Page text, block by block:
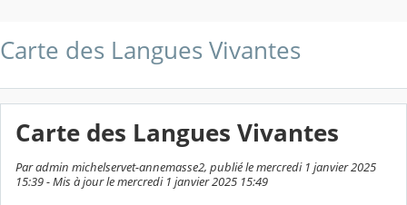
Carte des Langues Vivantes
Carte des Langues Vivantes
Par admin michelservet-annemasse2, publié le mercredi 1 janvier 2025
15:39 - Mis à jour le mercredi 1 janvier 2025 15:49